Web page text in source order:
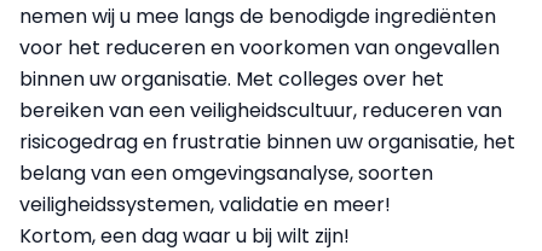
nemen wij u mee langs de benodigde ingrediënten
voor het reduceren en voorkomen van ongevallen
binnen uw organisatie. Met colleges over het
bereiken van een veiligheidscultuur, reduceren van
risicogedrag en frustratie binnen uw organisatie, het
belang van een omgevingsanalyse, soorten
veiligheidssystemen, validatie en meer!
Kortom, een dag waar u bij wilt zijn!